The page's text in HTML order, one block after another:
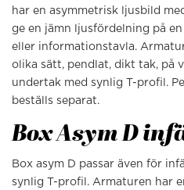
har en asymmetrisk ljusbild
ge en jämn ljusfördelning på
eller informationstavla.
olika sätt, pendlat, dikt tak, på
undertak med synlig T-profil.
beställs separat.
Box Asym D
Box asym D passar även för
synlig T-profil. Armaturen har